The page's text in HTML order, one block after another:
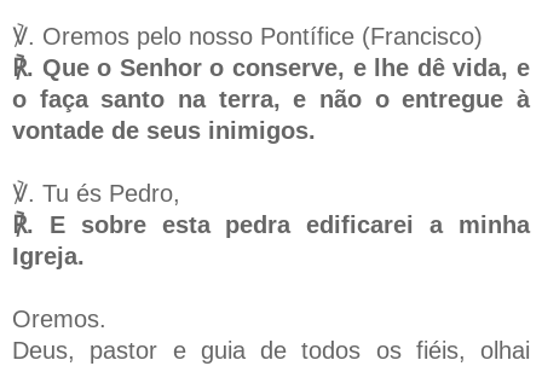
℣. Oremos pelo nosso Pontífice (Francisco)
℟. Que o Senhor o conserve, e lhe dê vida, e
o faça santo na terra, e não o entregue à
vontade de seus inimigos.
℣. Tu és Pedro,
℟. E sobre esta pedra edificarei a minha
Igreja.
Oremos.
Deus, pastor e guia de todos os fiéis, olhai